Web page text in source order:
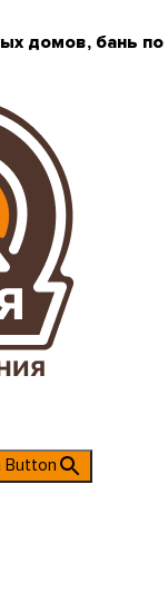
домов, бань по
Button